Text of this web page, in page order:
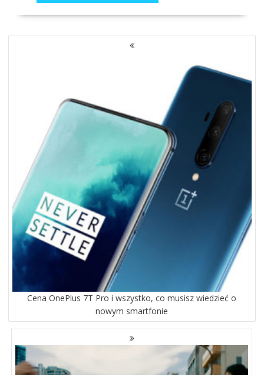
NAWIGACJA
Cena OnePlus 7T Pro i wszystko, co musisz wiedzieć o
nowym smartfonie